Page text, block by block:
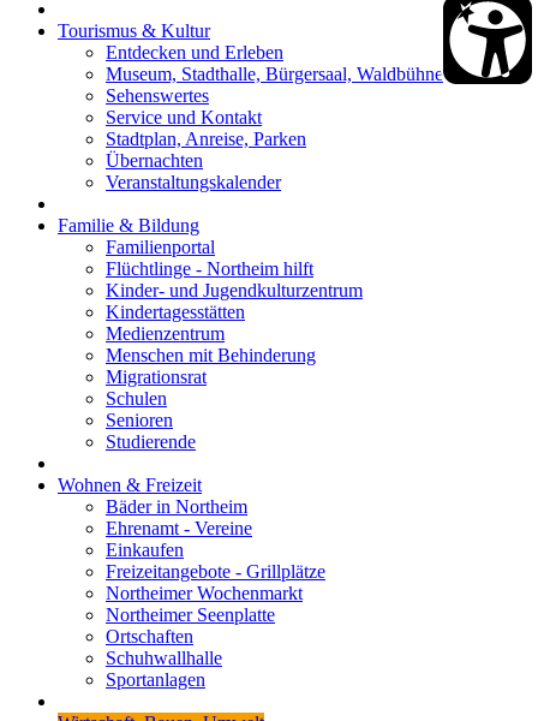
Tourismus & Kultur
Entdecken und Erleben
Museum, Stadthalle, Bürgersaal, Waldbühne
Sehenswertes
Service und Kontakt
Stadtplan, Anreise, Parken
Übernachten
Veranstaltungskalender
Familie & Bildung
Familienportal
Flüchtlinge - Northeim hilft
Kinder- und Jugendkulturzentrum
Kindertagesstätten
Medienzentrum
Menschen mit Behinderung
Migrationsrat
Schulen
Senioren
Studierende
Wohnen & Freizeit
Bäder in Northeim
Ehrenamt - Vereine
Einkaufen
Freizeitangebote - Grillplätze
Northeimer Wochenmarkt
Northeimer Seenplatte
Ortschaften
Schuhwallhalle
Sportanlagen